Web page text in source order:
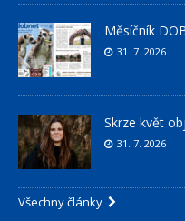
Měsíčník
31. 7. 2026
Skrze květ
31. 7. 2026
Všechny články